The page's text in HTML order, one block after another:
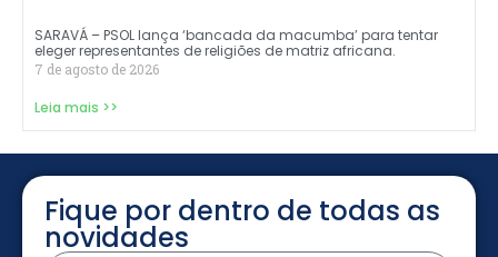
SARAVÁ – PSOL lança ‘bancada da macumba’ para tentar
eleger representantes de religiões de matriz africana.
7 de agosto de 2026
Leia mais >>
Fique por dentro de todas as
novidades